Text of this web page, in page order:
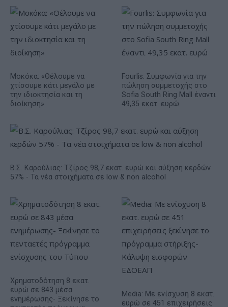
Μοκόκα: «Θέλουμε να
χτίσουμε κάτι μεγάλο με
την ιδιοκτησία και τη
διοίκηση»
Fourlis: Συμφωνία για την
πώληση συμμετοχής στο
Sofia South Ring Mall έναντι
49,35 εκατ. ευρώ
Β.Σ. Καρούλιας: Τζίρος 98,7 εκατ. ευρώ και αύξηση κερδών
57% - Τα νέα στοιχήματα σε low & non alcohol
Χρηματοδότηση 8 εκατ.
ευρώ σε 843 μέσα
ενημέρωσης- Ξεκίνησε το
Media: Με ενίσχυση 8 εκατ.
ευρώ σε 451 επιχειρήσεις